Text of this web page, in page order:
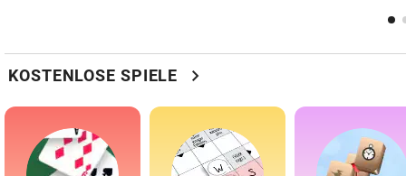
KOSTENLOSE SPIELE chevron_right